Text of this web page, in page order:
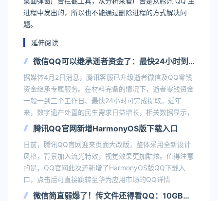
进程中发出的，所以也不能通过删除进程的方式解决问
题。
延伸阅读
微信QQ可以继承逝者资金了：最快24小时到
账
据媒体4月2日消息，腾讯客服已升级逝者微信及QQ零钱
资金继承专属服务。在材料完备的情况下，逝者零钱资金
一般一到三个工作日、最快24小时可完成提取。近年
来，数字遗产处置的民生需求日益增长，相关数据显示，
腾讯QQ官网新增HarmonyOS版下载入口
日前，腾讯QQ官网迎来页面大改版，整体采用全新设计
风格，背景加入流光特效，视觉效果更加酷炫。值得注意
的是，QQ官网此次还新增了HarmonyOS版QQ下载入
口，点击后可直接跳转至华为应用市场的QQ详情
微信简直弱爆了！传文件还得看QQ：10GB秒